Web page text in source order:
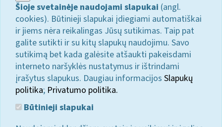
Šioje svetainėje naudojami slapukai (angl.
cookies). Būtinieji slapukai įdiegiami automatiškai
ir jiems nėra reikalingas Jūsų sutikimas. Taip pat
galite sutikti ir su kitų slapukų naudojimu. Savo
sutikimą bet kada galėsite atšaukti pakeisdami
interneto naršyklės nustatymus ir ištrindami
įrašytus slapukus. Daugiau informacijos Slapukų
politika; Privatumo politika.
Būtinieji slapukai